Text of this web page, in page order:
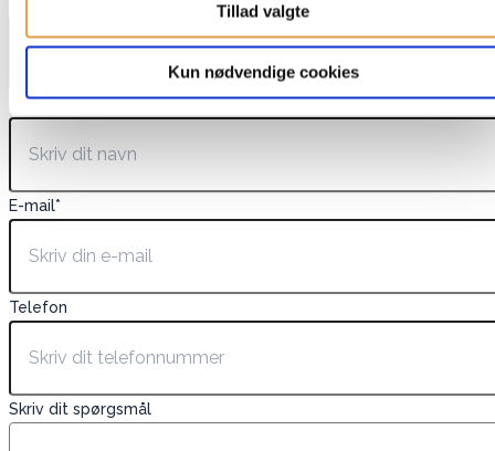
Tillad valgte
Kun nødvendige cookies
Navn*
E-mail*
Telefon
Skriv dit spørgsmål